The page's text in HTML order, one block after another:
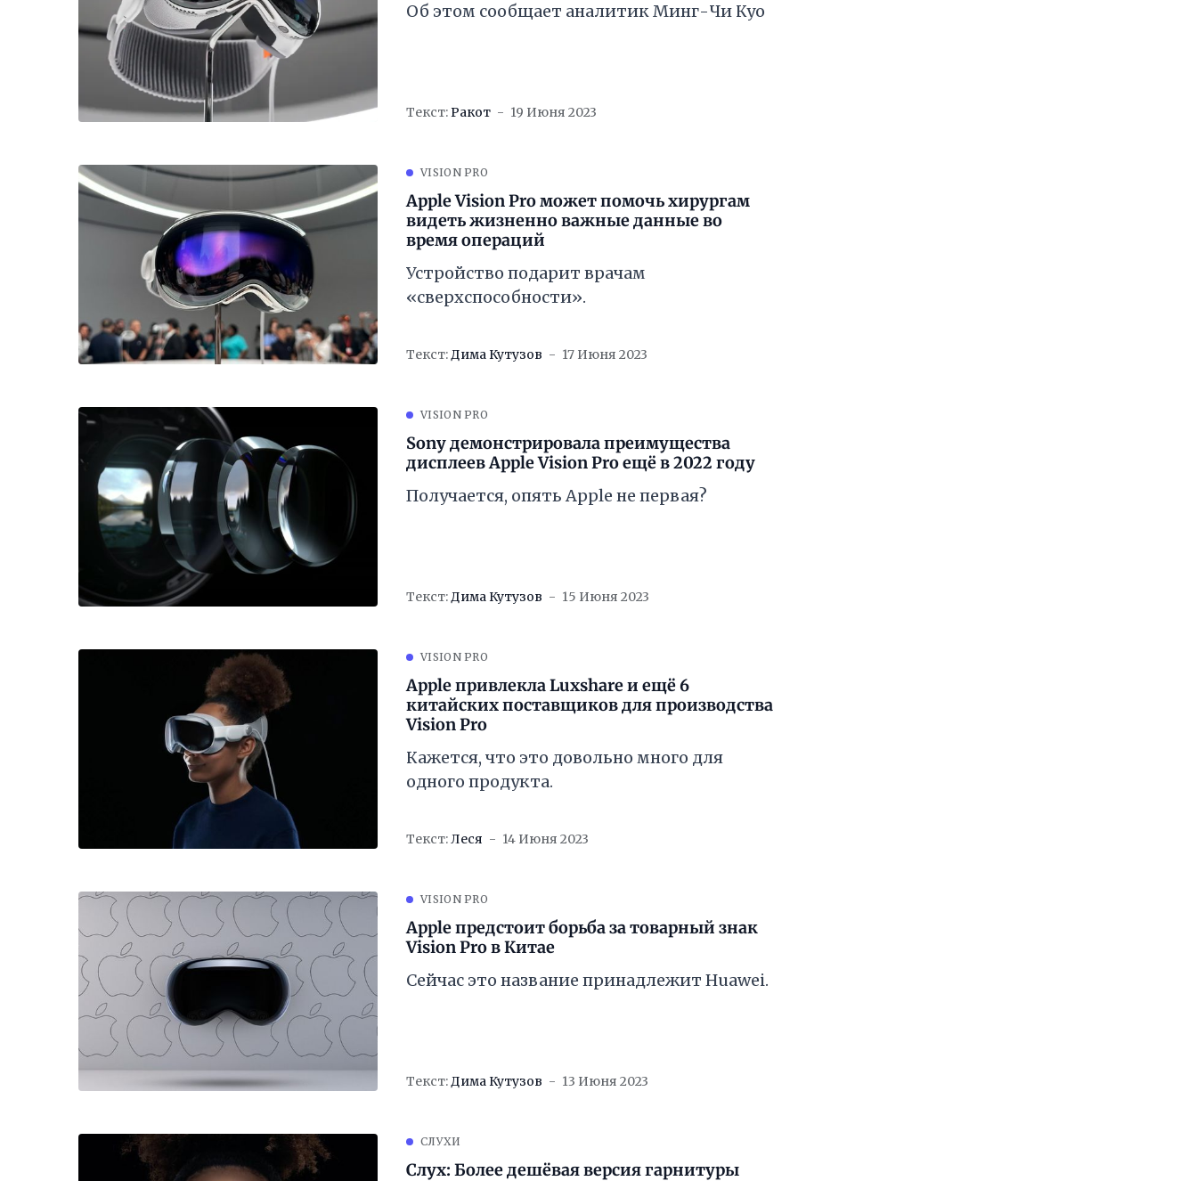
Об этом сообщает аналитик Минг-Чи Куо
Текст:Ракот 19 Июня 2023
VISION PRO
Apple Vision Pro может помочь хирургам
видеть жизненно важные данные во
время операций
Устройство подарит врачам
«сверхспособности».
Текст:Дима Кутузов 17 Июня 2023
VISION PRO
Sony демонстрировала преимущества
дисплеев Apple Vision Pro ещё в 2022 году
Получается, опять Apple не первая?
Текст:Дима Кутузов 15 Июня 2023
VISION PRO
Apple привлекла Luxshare и ещё 6
китайских поставщиков для производства
Vision Pro
Кажется, что это довольно много для
одного продукта.
Текст:Леся 14 Июня 2023
VISION PRO
Apple предстоит борьба за товарный знак
Vision Pro в Китае
Сейчас это название принадлежит Huawei.
Текст:Дима Кутузов 13 Июня 2023
СЛУХИ
Слух: Более дешёвая версия гарнитуры